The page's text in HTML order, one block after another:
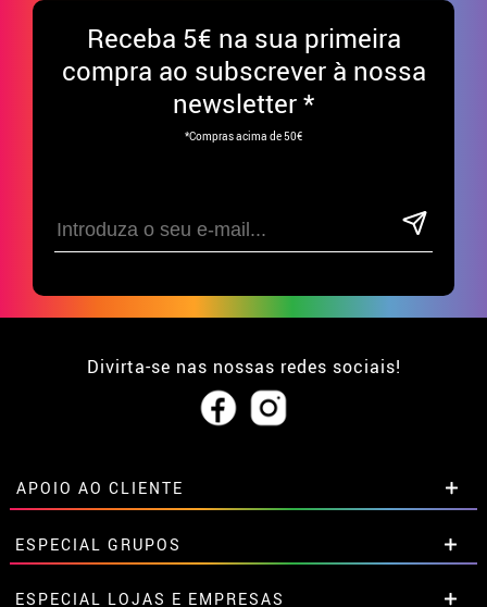
Receba 5€ na sua primeira
compra ao subscrever à nossa
newsletter *
*Compras acima de 50€
Divirta-se nas nossas redes sociais!
APOIO AO CLIENTE
• Sobre nós
• Condições de venda
• Aviso legal ePrivacidade
ESPECIAL GRUPOS
Descontos especiais para grupos.
ESPECIAL LOJAS E EMPRESAS